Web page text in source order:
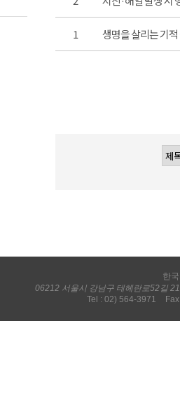
1 생명을 살리는 기
한
06212 서울시 강남구 테헤란로52길
Tel : 02) 564-3971